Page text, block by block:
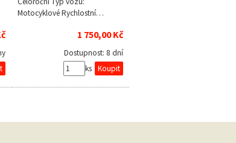
Motocyklové Rychlostní…
1 750,00 Kč
Dostupnost: 8 dní
ks